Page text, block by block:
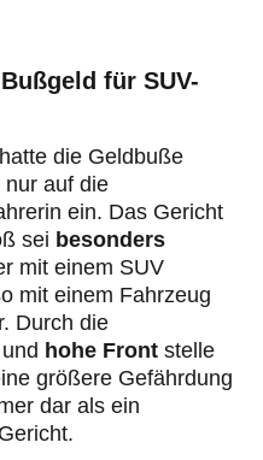
für SUV-
die Geldbuße
auf die
ein. Das Gericht
sei besonders
mit einem SUV
mit einem Fahrzeug
Durch die
und hohe Front stelle
größere Gefährdung
dar als ein